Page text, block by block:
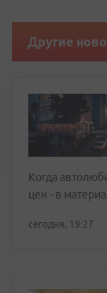
Другие
Когда
цен - в
сегодня, 19:27